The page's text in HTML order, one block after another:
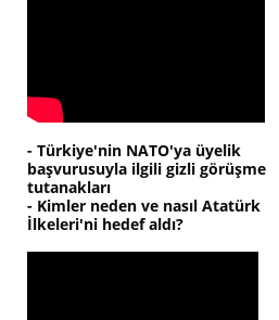
- Türkiye'nin NATO'ya üyelik
başvurusuyla ilgili gizli görüşme
tutanakları
- Kimler neden ve nasıl Atatürk
İlkeleri'ni hedef aldı?